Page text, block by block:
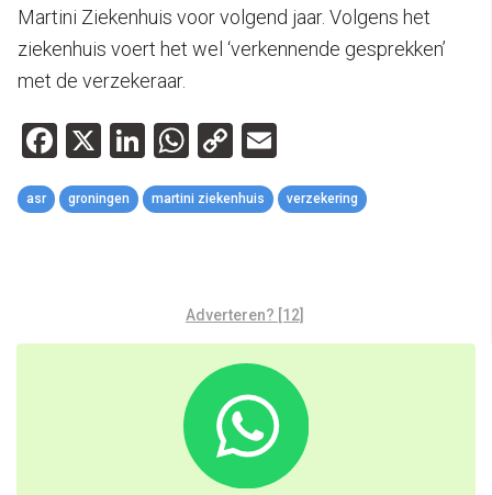
Martini Ziekenhuis voor volgend jaar. Volgens het
ziekenhuis voert het wel ‘verkennende gesprekken’
met de verzekeraar.
Facebook
X LinkedIn
WhatsApp
Copy
Link
asr groningen martini ziekenhuis verzekering
Adverteren? [12]